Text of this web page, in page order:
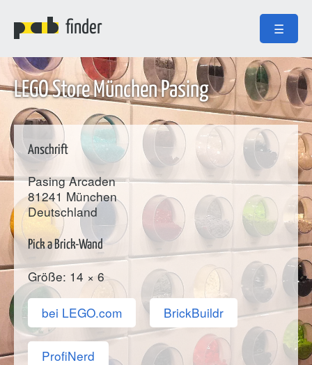
finder ☰
LEGO Store München Pasing
Anschrift
Pasing Arcaden
81241 München
Deutschland
Pick a Brick-Wand
Größe: 14 × 6
bei LEGO.com BrickBuildr
ProfiNerd